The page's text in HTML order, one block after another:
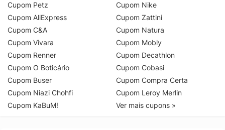
Cupom Petz
Cupom AliExpress
Cupom C&A
Cupom Vivara
Cupom Renner
Cupom O Boticário
Cupom Buser
Cupom Niazi Chohfi
Cupom KaBuM!
Cupom Nike
Cupom Zattini
Cupom Natura
Cupom Mobly
Cupom Decathlon
Cupom Cobasi
Cupom Compra Certa
Cupom Leroy Merlin
Ver mais cupons »